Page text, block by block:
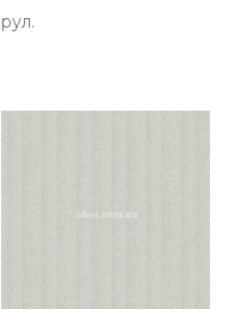
рул.